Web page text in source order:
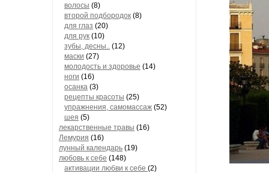
волосы (8)
второй подбородок (8)
для глаз (20)
для рук (10)
зубы, десны.. (12)
маски (27)
молодость и здоровье (14)
ноги (16)
осанка (3)
рецепты красоты (25)
упражнения, самомассаж (52)
шея (5)
лекарственные травы (16)
Лемурия (16)
лунный календарь (19)
любовь к себе (148)
активации любви к себе (2)